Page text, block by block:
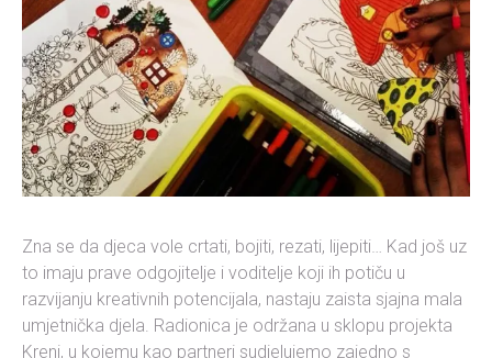
Zna se da djeca vole crtati, bojiti, rezati, lijepiti… Kad još uz
to imaju prave odgojitelje i voditelje koji ih potiču u
razvijanju kreativnih potencijala, nastaju zaista sjajna mala
umjetnička djela. Radionica je održana u sklopu projekta
Kreni, u kojemu kao partneri sudjelujemo zajedno s